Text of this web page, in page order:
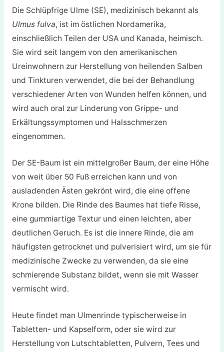
Die Schlüpfrige Ulme (SE), medizinisch bekannt als
Ulmus fulva, ist im östlichen Nordamerika,
einschließlich Teilen der USA und Kanada, heimisch.
Sie wird seit langem von den amerikanischen
Ureinwohnern zur Herstellung von heilenden Salben
und Tinkturen verwendet, die bei der Behandlung
verschiedener Arten von Wunden helfen können, und
wird auch oral zur Linderung von Grippe- und
Erkältungssymptomen und Halsschmerzen
eingenommen.
Der SE-Baum ist ein mittelgroßer Baum, der eine Höhe
von weit über 50 Fuß erreichen kann und von
ausladenden Ästen gekrönt wird, die eine offene
Krone bilden. Die Rinde des Baumes hat tiefe Risse,
eine gummiartige Textur und einen leichten, aber
deutlichen Geruch. Es ist die innere Rinde, die am
häufigsten getrocknet und pulverisiert wird, um sie für
medizinische Zwecke zu verwenden, da sie eine
schmierende Substanz bildet, wenn sie mit Wasser
vermischt wird.
Heute findet man Ulmenrinde typischerweise in
Tabletten- und Kapselform, oder sie wird zur
Herstellung von Lutschtabletten, Pulvern, Tees und